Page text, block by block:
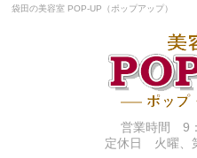
袋田の美容室 POP-UP（ポップアップ）
営業時間 9
定休日 火曜、